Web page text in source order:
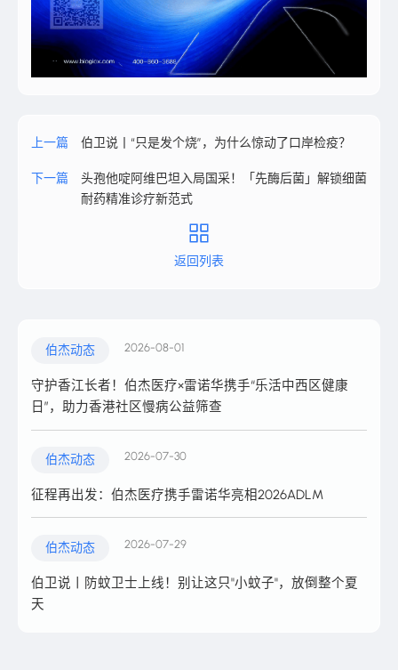
上一篇 伯卫说丨“只是发个烧”，为什么惊动了口岸检疫？
返回列表
下一篇
头孢他啶阿维巴坦入局国采！「先酶后菌」解锁细菌
耐药精准诊疗新范式
伯杰动态 2026-08-01
守护香江长者！伯杰医疗×雷诺华携手“乐活中西区健康
日”，助力香港社区慢病公益筛查
伯杰动态 2026-07-30
征程再出发：伯杰医疗携手雷诺华亮相2026ADLM
伯杰动态 2026-07-29
伯卫说丨防蚊卫士上线！别让这只"小蚊子"，放倒整个夏
天